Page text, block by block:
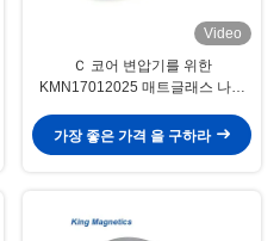
Video
Ｃ 코어 변압기를 위한
KMN17012025 매트글래스 나노
가장 좋은 가격 을 구하라